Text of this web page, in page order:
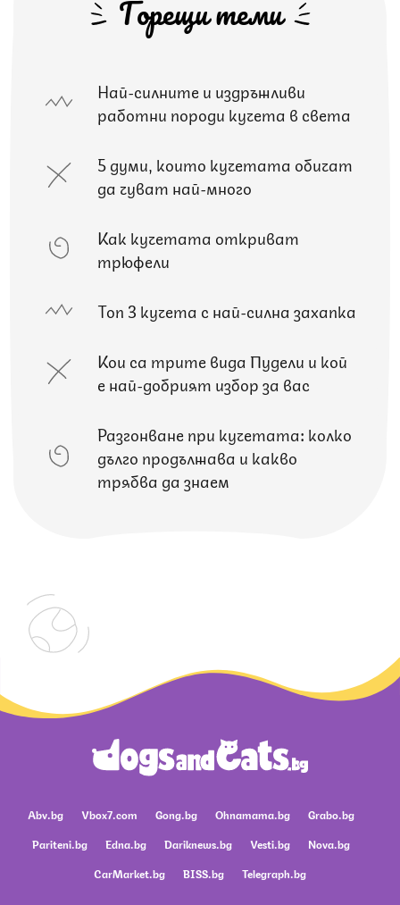
Горещи теми
Най-силните и издръжливи
работни породи кучета в света
5 думи, които кучетата обичат
да чуват най-много
Как кучетата откриват
трюфели
Топ 3 кучета с най-силна захапка
Кои са трите вида Пудели и кой
е най-добрият избор за вас
Разгонване при кучетата: колко
дълго продължава и какво
трябва да знаем
Abv.bg Vbox7.com Gong.bg Ohnamama.bg
Grabo.bg
Pariteni.bg
Edna.bg Dariknews.bg Vesti.bg
Nova.bg
CarMarket.bg
BISS.bg Telegraph.bg